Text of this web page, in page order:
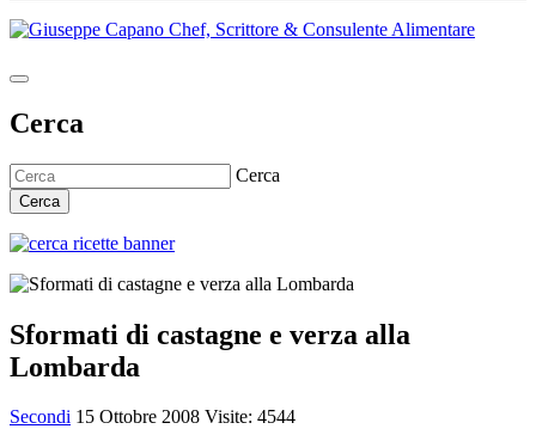
Cerca
Cerca
Cerca
Sformati di castagne e verza alla
Lombarda
Secondi 15 Ottobre 2008 Visite: 4544